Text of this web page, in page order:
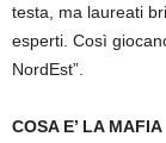
testa, ma laureati
esperti. Così
NordEst”.
COSA E’ LA MAFIA